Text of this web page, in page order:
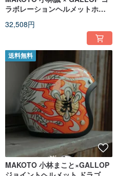
ラボレーションヘルメットホワ
32,508円
送料無料
MAKOTO 小林まこと×GALLOP